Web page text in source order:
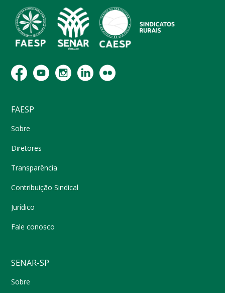
FAESP
Sobre
Diretores
Transparência
Contribuição Sindical
Jurídico
Fale conosco
SENAR-SP
Sobre